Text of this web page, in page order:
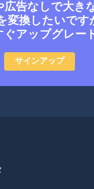
広告なしで大き
変換したいです
ぐアップグレー
サインアップ